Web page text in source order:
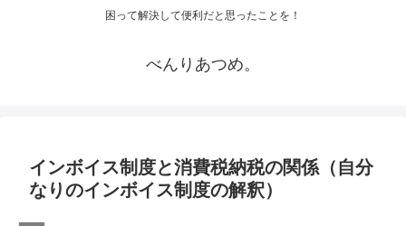
困って解決して便利だと思ったことを！
べんりあつめ。
インボイス制度と消費税納税の関係（自分
なりのインボイス制度の解釈）